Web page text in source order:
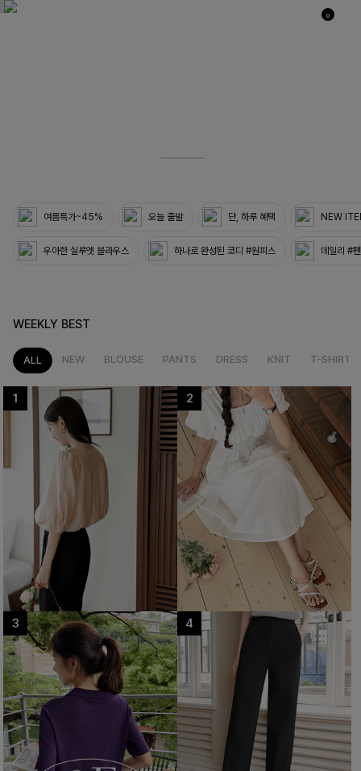
0
여름특가~45% 오늘 출발 단, 하루 혜택 NEW
우아한 실루엣 블라우스 하나로 완성된 코디 #원피스 데일리 #
WEEKLY BEST
ALL NEW BLOUSE PANTS DRESS KNIT T-SHIRT